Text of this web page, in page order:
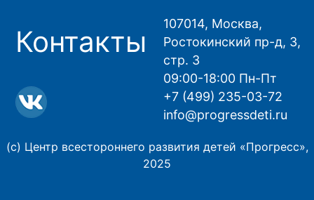
Контакты
107014, Москва,
Ростокинский пр-д, 3,
стр. 3
09:00-18:00 Пн-Пт
+7 (499) 235-03-72
info@progressdeti.ru
(с) Центр всестороннего развития детей «Прогресс»,
2025